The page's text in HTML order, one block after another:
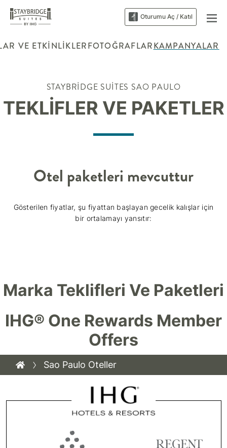
Oturumu Aç / Katıl
VE ETKINLIKLERFOTOĞRAFLARKAMPANYALAR
STAYBRIDGE SUITES SAO PAULO
TEKLIFLER VE PAKETLER
Otel paketleri mevcuttur
Gösterilen fiyatlar, şu fiyattan başlayan gecelik kalışlar için
bir ortalamayı yansıtır:
Marka Teklifleri Ve Paketleri
IHG® One Rewards Member
Offers
Sao Paulo Oteller